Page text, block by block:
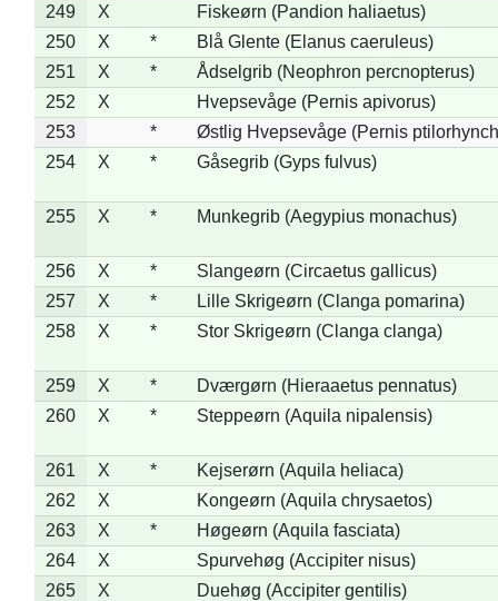
249
X
Fiskeørn (Pandion haliaetus)
250
X *
Blå Glente (Elanus caeruleus)
251
X *
Ådselgrib (Neophron percnopterus)
252
X
Hvepsevåge (Pernis apivorus)
253
*
Østlig Hvepsevåge (Pernis
254
X * Gåsegrib (Gyps fulvus)
255 X * Munkegrib (Aegypius monachus)
256 X *
Slangeørn (Circaetus gallicus)
257
X *
Lille Skrigeørn (Clanga pomarina)
258
X * Stor Skrigeørn (Clanga clanga)
259 X *
Dværgørn (Hieraaetus pennatus)
260
X * Steppeørn (Aquila nipalensis)
261 X *
Kejserørn (Aquila heliaca)
262
X
Kongeørn (Aquila chrysaetos)
263
X *
Høgeørn (Aquila fasciata)
264
X
Spurvehøg (Accipiter nisus)
265
X
Duehøg (Accipiter gentilis)